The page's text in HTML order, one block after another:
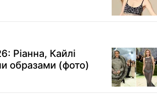
Ріанна, Кайлі
образами (фото)